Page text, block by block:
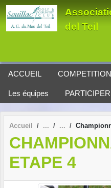
del Teil
ACCUEIL
Les équipes PARTICIPER
Accueil
ETAPE 4
Panneau de gestion des